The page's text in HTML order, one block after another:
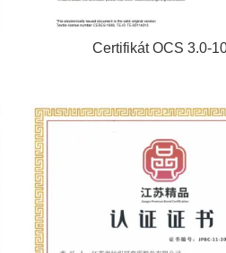
Certifikát OCS 3.0-